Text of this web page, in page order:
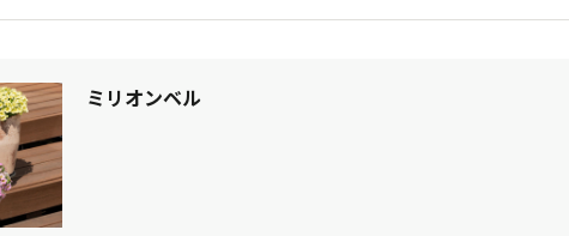
ミリオンベル